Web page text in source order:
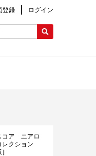
登録 ログイン
コア エアロ
レクション